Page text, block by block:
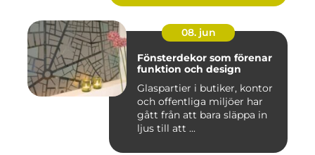
08. jun
Fönsterdekor som förenar
funktion och design
Glaspartier i butiker, kontor
och offentliga miljöer har
gått från att bara släppa in
ljus till att ...